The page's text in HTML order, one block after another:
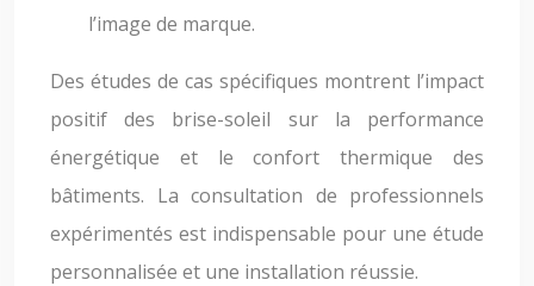
l’image de marque.
Des études de cas spécifiques montrent l’impact
positif des brise-soleil sur la performance
énergétique et le confort thermique des
bâtiments. La consultation de professionnels
expérimentés est indispensable pour une étude
personnalisée et une installation réussie.